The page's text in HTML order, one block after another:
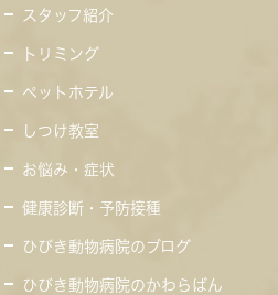
スタッフ紹介
トリミング
ペットホテル
しつけ教室
お悩み・症状
健康診断・予防接種
ひびき動物病院のブログ
ひびき動物病院のかわらばん